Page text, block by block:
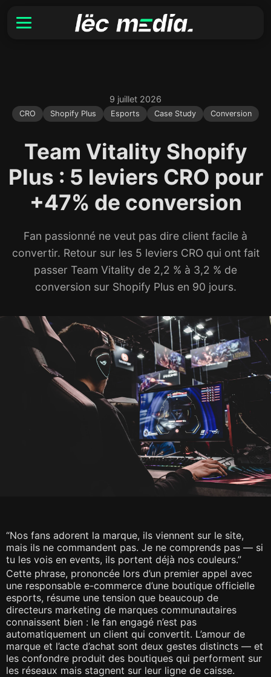
9 juillet 2026
CRO Shopify Plus Esports Case Study Conversion
Team Vitality Shopify
Plus : 5 leviers CRO pour
+47% de conversion
Fan passionné ne veut pas dire client facile à
convertir. Retour sur les 5 leviers CRO qui ont fait
passer Team Vitality de 2,2 % à 3,2 % de
conversion sur Shopify Plus en 90 jours.
“Nos fans adorent la marque, ils viennent sur le site,
mais ils ne commandent pas. Je ne comprends pas — si
tu les vois en events, ils portent déjà nos couleurs.”
Cette phrase, prononcée lors d’un premier appel avec
une responsable e-commerce d’une boutique officielle
esports, résume une tension que beaucoup de
directeurs marketing de marques communautaires
connaissent bien : le fan engagé n’est pas
automatiquement un client qui convertit. L’amour de
marque et l’acte d’achat sont deux gestes distincts — et
les confondre produit des boutiques qui performent sur
les réseaux mais stagnent sur leur ligne de caisse.